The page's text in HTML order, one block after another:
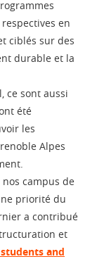
en
ciblés sur des
durable et la
ce sont aussi
été
les
Alpes
campus de
priorité du
a contribué
et
and